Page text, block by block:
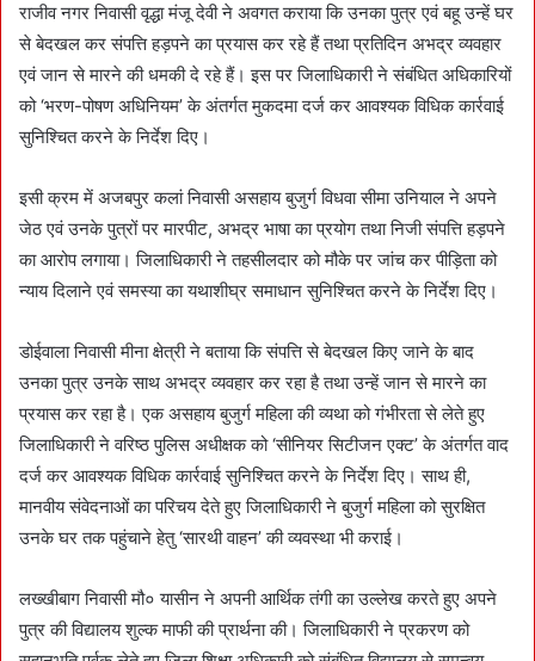
राजीव नगर निवासी वृद्धा मंजू देवी ने अवगत कराया कि उनका पुत्र एवं बहू उन्हें घर
से बेदखल कर संपत्ति हड़पने का प्रयास कर रहे हैं तथा प्रतिदिन अभद्र व्यवहार
एवं जान से मारने की धमकी दे रहे हैं। इस पर जिलाधिकारी ने संबंधित अधिकारियों
को ‘भरण-पोषण अधिनियम’ के अंतर्गत मुकदमा दर्ज कर आवश्यक विधिक कार्रवाई
सुनिश्चित करने के निर्देश दिए।
इसी क्रम में अजबपुर कलां निवासी असहाय बुजुर्ग विधवा सीमा उनियाल ने अपने
जेठ एवं उनके पुत्रों पर मारपीट, अभद्र भाषा का प्रयोग तथा निजी संपत्ति हड़पने
का आरोप लगाया। जिलाधिकारी ने तहसीलदार को मौके पर जांच कर पीड़िता को
न्याय दिलाने एवं समस्या का यथाशीघ्र समाधान सुनिश्चित करने के निर्देश दिए।
डोईवाला निवासी मीना क्षेत्री ने बताया कि संपत्ति से बेदखल किए जाने के बाद
उनका पुत्र उनके साथ अभद्र व्यवहार कर रहा है तथा उन्हें जान से मारने का
प्रयास कर रहा है। एक असहाय बुजुर्ग महिला की व्यथा को गंभीरता से लेते हुए
जिलाधिकारी ने वरिष्ठ पुलिस अधीक्षक को ‘सीनियर सिटीजन एक्ट’ के अंतर्गत वाद
दर्ज कर आवश्यक विधिक कार्रवाई सुनिश्चित करने के निर्देश दिए। साथ ही,
मानवीय संवेदनाओं का परिचय देते हुए जिलाधिकारी ने बुजुर्ग महिला को सुरक्षित
उनके घर तक पहुंचाने हेतु ‘सारथी वाहन’ की व्यवस्था भी कराई।
लख्खीबाग निवासी मौ० यासीन ने अपनी आर्थिक तंगी का उल्लेख करते हुए अपने
पुत्र की विद्यालय शुल्क माफी की प्रार्थना की। जिलाधिकारी ने प्रकरण को